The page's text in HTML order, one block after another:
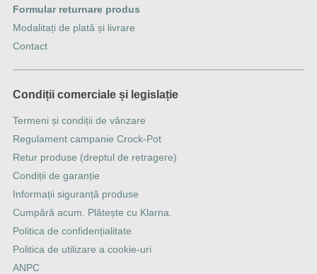
Formular returnare produs
Modalitați de plată și livrare
Contact
Condiții comerciale și legislație
Termeni și condiții de vânzare
Regulament campanie Crock-Pot
Retur produse (dreptul de retragere)
Condiții de garanție
Informații siguranță produse
Cumpără acum. Plătește cu Klarna.
Politica de confidențialitate
Politica de utilizare a cookie-uri
ANPC